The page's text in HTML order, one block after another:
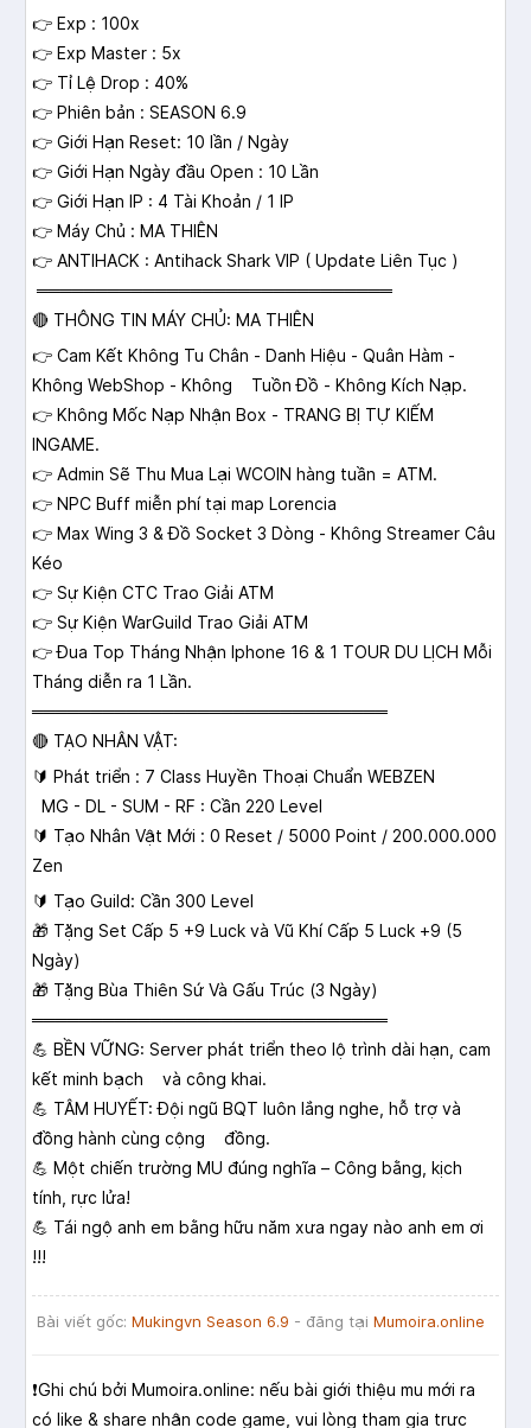
👉 Exp : 100x
👉 Exp Master : 5x
👉 Tỉ Lệ Drop : 40%
👉 Phiên bản : SEASON 6.9
👉 Giới Hạn Reset: 10 lần / Ngày
👉 Giới Hạn Ngày đầu Open : 10 Lần
👉 Giới Hạn IP : 4 Tài Khoản / 1 IP
👉 Máy Chủ : MA THIÊN
👉 ANTIHACK : Antihack Shark VIP ( Update Liên Tục )
══════════════════════════════
🔴 THÔNG TIN MÁY CHỦ: MA THIÊN
👉 Cam Kết Không Tu Chân - Danh Hiệu - Quân Hàm -
Không WebShop - Không Tuồn Đồ - Không Kích Nạp.
👉 Không Mốc Nạp Nhận Box - TRANG BỊ TỰ KIẾM
INGAME.
👉 Admin Sẽ Thu Mua Lại WCOIN hàng tuần = ATM.
👉 NPC Buff miễn phí tại map Lorencia
👉 Max Wing 3 & Đồ Socket 3 Dòng - Không Streamer Câu
Kéo
👉 Sự Kiện CTC Trao Giải ATM
👉 Sự Kiện WarGuild Trao Giải ATM
👉 Đua Top Tháng Nhận Iphone 16 & 1 TOUR DU LỊCH Mỗi
Tháng diễn ra 1 Lần.
══════════════════════════════
🔴 TẠO NHÂN VẬT:
🔰 Phát triển : 7 Class Huyền Thoại Chuẩn WEBZEN
MG - DL - SUM - RF : Cần 220 Level
🔰 Tạo Nhân Vật Mới : 0 Reset / 5000 Point / 200.000.000
Zen
🔰 Tạo Guild: Cần 300 Level
🎁 Tặng Set Cấp 5 +9 Luck và Vũ Khí Cấp 5 Luck +9 (5
Ngày)
🎁 Tặng Bùa Thiên Sứ Và Gấu Trúc (3 Ngày)
══════════════════════════════
💪 BỀN VỮNG: Server phát triển theo lộ trình dài hạn, cam
kết minh bạch và công khai.
💪 TÂM HUYẾT: Đội ngũ BQT luôn lắng nghe, hỗ trợ và
đồng hành cùng cộng đồng.
💪 Một chiến trường MU đúng nghĩa – Công bằng, kịch
tính, rực lửa!
💪 Tái ngộ anh em bằng hữu năm xưa ngay nào anh em ơi
!!!
Bài viết gốc: Mukingvn Season 6.9 - đăng tại Mumoira.online
❗️Ghi chú bởi Mumoira.online: nếu bài giới thiệu mu mới ra
có like & share nhận code game, vui lòng tham gia trực